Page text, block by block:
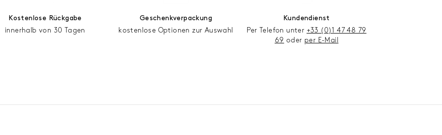
Kostenlose Rückgabe
innerhalb von 30 Tagen
Geschenkverpackung
kostenlose Optionen zur Auswahl
Kundendienst
Per Telefon unter +33 (0)1 47 48 79
69 oder per E-Mail